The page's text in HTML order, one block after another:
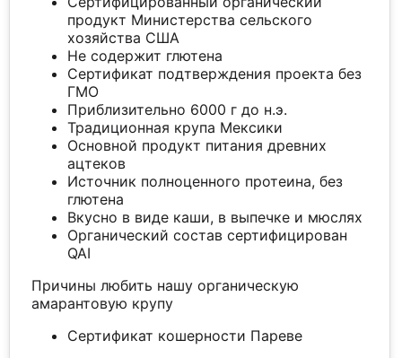
продукт Министерства сельского
хозяйства США
Не содержит глютена
Сертификат подтверждения проекта без
ГМО
Приблизительно 6000 г до н.э.
Традиционная крупа Мексики
Основной продукт питания древних
ацтеков
Источник полноценного протеина, без
глютена
Вкусно в виде каши, в выпечке и мюслях
Органический состав сертифицирован
QAI
Причины любить нашу органическую
амарантовую крупу
Сертификат кошерности Пареве